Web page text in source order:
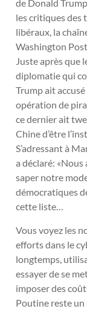
de Donald
les critiques des
libéraux, la
Washington
Juste après que
diplomatie qui
Trump ait
opération de
ce dernier ait
Chine d’être
S’adressant à
a déclaré:
saper notre
démocratiques
cette liste…
Vous voyez les
efforts dans le
longtemps,
essayer de se
imposer des
Poutine reste un